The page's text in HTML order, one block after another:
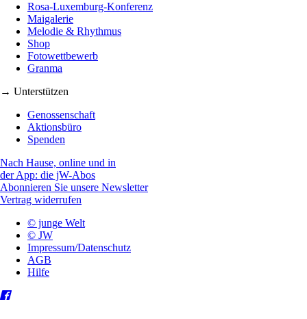
Rosa-Luxemburg-Konferenz
Maigalerie
Melodie & Rhythmus
Shop
Fotowettbewerb
Granma
→ Unterstützen
Genossenschaft
Aktionsbüro
Spenden
Nach Hause, online und in
der App: die jW-Abos
Abonnieren Sie unsere Newsletter
Vertrag widerrufen
© junge Welt
© JW
Impressum/Datenschutz
AGB
Hilfe